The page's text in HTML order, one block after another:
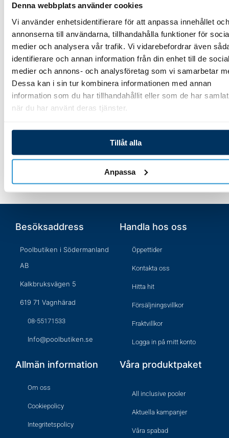
Denna webbplats använder cookies
Vi använder enhetsidentifierare för att anpassa innehållet och
annonserna till användarna, tillhandahålla funktioner för
medier och analysera vår trafik. Vi vidarebefordrar även
identifierare och annan information från din enhet till de
medier och annons- och analysföretag som vi samarbetar
Dessa kan i sin tur kombinera informationen med annan
information som du har tillhandahållit eller som de har
när du har använt deras tjänster.
Tillåt alla
Anpassa
X40-3P inverter
Sprängskiss
Flödesgivare
V/H/S/R/P/Q/X/INTUS
341,00kr
Lägg till i varukorg
poolvärmepumpar
Värmeväxlare P10 R32
3 884,00kr
Lägg till i varukorg
Besöksaddress
Poolbutiken i Södermanland
AB
Kalkbruksvägen 5
619 71 Vagnhärad
08-55171533
Info@poolbutiken.se
Handla hos oss
Öppettider
Kontakta oss
Hitta hit
Försäljningsvillkor
Fraktvillkor
Logga in på mitt konto
Allmän information
Om oss
Cookiepolicy
Integritetspolicy
Våra produktpaket
All inclusive pooler
Aktuella kampanjer
Våra spabad